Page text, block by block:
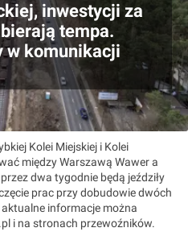
inwestycji za
tempa.
w komunikacji
Kolei Miejskiej i Kolei
między Warszawą Wawer a
dwa tygodnie będą jeździły
prac przy dobudowie dwóch
informacje można
i na stronach przewoźników.